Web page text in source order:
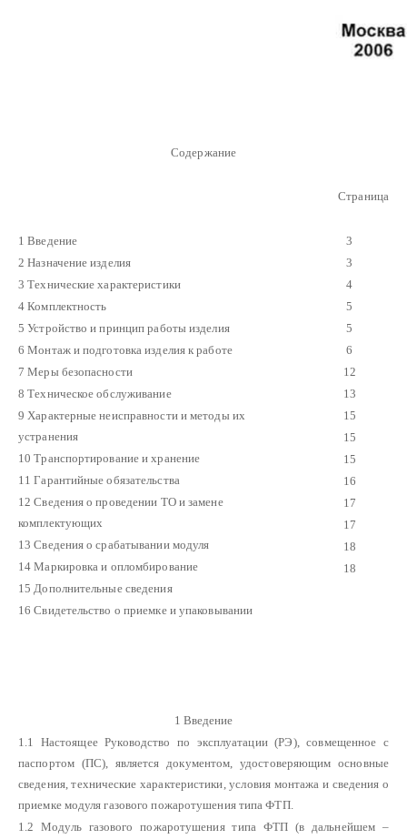
Содержание
Страница
1 Введение
2 Назначение изделия
3 Технические характеристики
4 Комплектность
5 Устройство и принцип работы изделия
6 Монтаж и подготовка изделия к работе
7 Меры безопасности
8 Техническое обслуживание
9 Характерные неисправности и методы их
устранения
10 Транспортирование и хранение
11 Гарантийные обязательства
12 Сведения о проведении ТО и замене
комплектующих
13 Сведения о срабатывании модуля
14 Маркировка и опломбирование
15 Дополнительные сведения
16 Свидетельство о приемке и упаковывании
3
3
4
5
5
6
12
13
15
15
15
16
17
17
18
18
1 Введение
1.1 Настоящее Руководство по эксплуатации (РЭ), совмещенное с
паспортом (ПС), является документом, удостоверяющим основные
сведения, технические характеристики, условия монтажа и сведения о
приемке модуля газового пожаротушения типа ФТП.
1.2 Модуль газового пожаротушения типа ФТП (в дальнейшем –